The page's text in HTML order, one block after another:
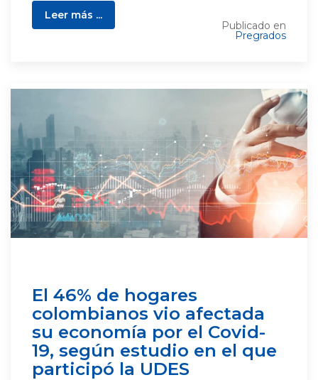
Leer más ...
Publicado en
Pregrados
El 46% de hogares
colombianos vio afectada
su economía por el Covid-
19, según estudio en el que
participó la UDES